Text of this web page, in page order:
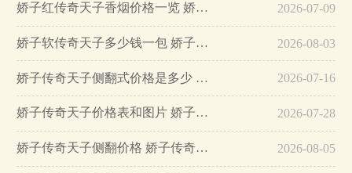
娇子红传奇天子香烟价格一览 娇子红传奇天子参数及口感分析… 2026-07-09
娇子软传奇天子多少钱一包 娇子软传奇天子香烟价格表图… 2026-08-03
娇子传奇天子侧翻式价格是多少 娇子传奇天子侧翻式价格及参数一览… 2026-07-16
娇子传奇天子价格表和图片 娇子传奇天子价格查询… 2026-07-28
娇子传奇天子侧翻价格 娇子传奇天子多少钱一包… 2026-08-05